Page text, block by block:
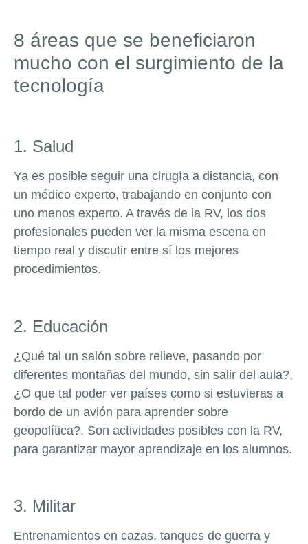
8 áreas que se beneficiaron
mucho con el surgimiento de la
tecnología
1. Salud
Ya es posible seguir una cirugía a distancia, con
un médico experto, trabajando en conjunto con
uno menos experto. A través de la RV, los dos
profesionales pueden ver la misma escena en
tiempo real y discutir entre sí los mejores
procedimientos.
2. Educación
¿Qué tal un salón sobre relieve, pasando por
diferentes montañas del mundo, sin salir del aula?,
¿O que tal poder ver países como si estuvieras a
bordo de un avión para aprender sobre
geopolítica?. Son actividades posibles con la RV,
para garantizar mayor aprendizaje en los alumnos.
3. Militar
Entrenamientos en cazas, tanques de guerra y